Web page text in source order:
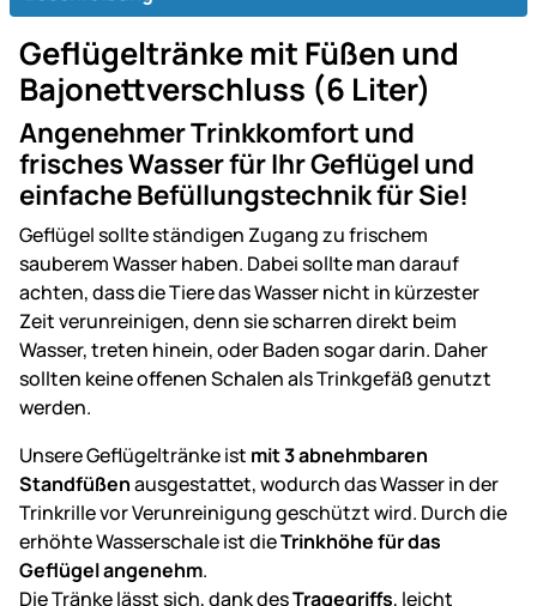
Geflügeltränke mit Füßen und
Bajonettverschluss (6 Liter)
Angenehmer Trinkkomfort und
frisches Wasser für Ihr Geflügel und
einfache Befüllungstechnik für Sie!
Geflügel sollte ständigen Zugang zu frischem
sauberem Wasser haben. Dabei sollte man darauf
achten, dass die Tiere das Wasser nicht in kürzester
Zeit verunreinigen, denn sie scharren direkt beim
Wasser, treten hinein, oder Baden sogar darin. Daher
sollten keine offenen Schalen als Trinkgefäß genutzt
werden.
Unsere Geflügeltränke ist mit 3 abnehmbaren
Standfüßenausgestattet, wodurch das Wasser in der
Trinkrille vor Verunreinigung geschützt wird. Durch die
erhöhte Wasserschale ist dieTrinkhöhe für das
Geflügel angenehm.
Die Tränke lässt sich, dank desTragegriffs, leicht